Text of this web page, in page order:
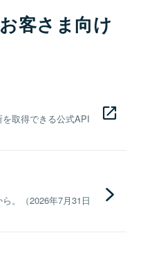
客さま向け
取得できる公式API
。（2026年7月31日